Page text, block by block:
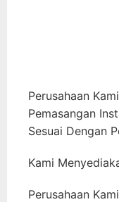
Perusahaan
Pemasangan
Sesuai Dengan
Kami
Perusahaan